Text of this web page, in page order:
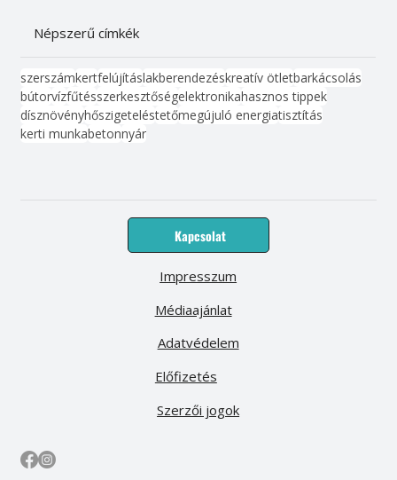
Népszerű címkék
szerszámkertfelújításlakberendezéskreatív ötletbarkácsolás
bútorvízfűtésszerkesztőségelektronikahasznos tippek
dísznövényhőszigeteléstetőmegújuló energiatisztítás
kerti munkabetonnyár
Kapcsolat
Médiaajánlat
Előfizetés
Impresszum
Adatvédelem
Szerzői jogok